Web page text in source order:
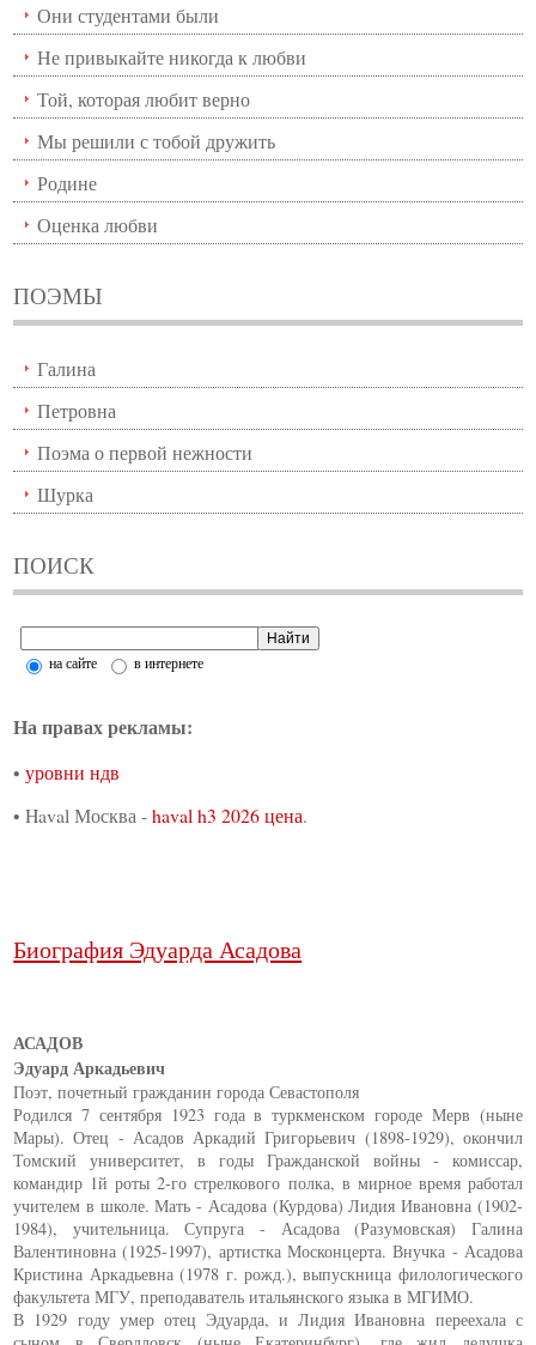
Они студентами были
Не привыкайте никогда к любви
Той, которая любит верно
Мы решили с тобой дружить
Родине
Оценка любви
ПОЭМЫ
Галина
Петровна
Поэма о первой нежности
Шурка
ПОИСК
на сайте в интернете
На правах рекламы:
•уровни ндв
• Haval Москва -haval h3 2026 цена.
Биография Эдуарда Асадова
АСАДОВ
Эдуард Аркадьевич
Поэт, почетный гражданин города Севастополя
Родился 7 сентября 1923 года в туркменском городе Мерв (ныне
Мары). Отец - Асадов Аркадий Григорьевич (1898-1929), окончил
Томский университет, в годы Гражданской войны - комиссар,
командир 1й роты 2-го стрелкового полка, в мирное время работал
учителем в школе. Мать - Асадова (Курдова) Лидия Ивановна (1902-
1984), учительница. Супруга - Асадова (Разумовская) Галина
Валентиновна (1925-1997), артистка Москонцерта. Внучка - Асадова
Кристина Аркадьевна (1978 г. рожд.), выпускница филологического
факультета МГУ, преподаватель итальянского языка в МГИМО.
В 1929 году умер отец Эдуарда, и Лидия Ивановна переехала с